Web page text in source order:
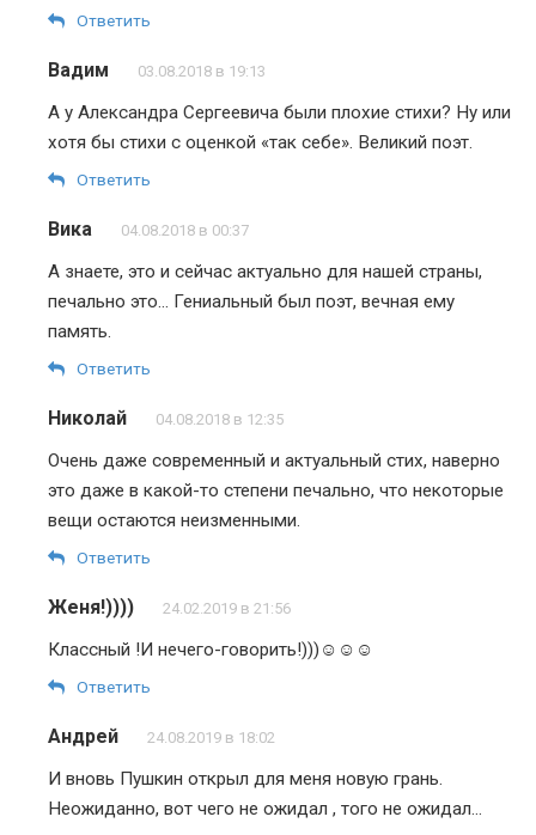
Ответить
Вадим 03.08.2018 в 19:13
А у Александра Сергеевича были плохие стихи? Ну или
хотя бы стихи с оценкой «так себе». Великий поэт.
Ответить
Вика 04.08.2018 в 00:37
А знаете, это и сейчас актуально для нашей страны,
печально это… Гениальный был поэт, вечная ему
память.
Ответить
Николай 04.08.2018 в 12:35
Очень даже современный и актуальный стих, наверно
это даже в какой-то степени печально, что некоторые
вещи остаются неизменными.
Ответить
Женя!)))) 24.02.2019 в 21:56
Классный !И нечего-говорить!)))☺☺☺
Ответить
Андрей 24.08.2019 в 18:02
И вновь Пушкин открыл для меня новую грань.
Неожиданно, вот чего не ожидал , того не ожидал…